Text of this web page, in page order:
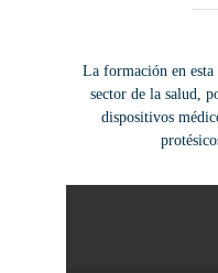
La formación en esta
sector de la salud,
dispositivos